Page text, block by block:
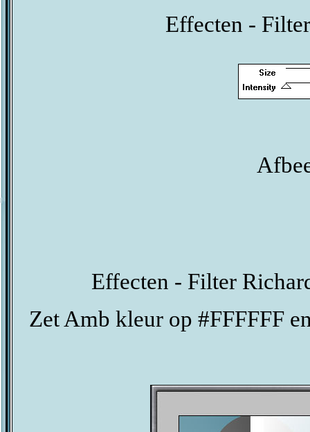
Effecten -
Effecten - Filter
Zet Amb kleur op #FFFFFF